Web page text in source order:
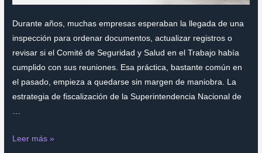
Durante años, muchas empresas esperaban la llegada de una
inspección para ordenar documentos, actualizar registros o
revisar si el Comité de Seguridad y Salud en el Trabajo había
cumplido con sus reuniones. Esa práctica, bastante común en
el pasado, empieza a quedarse sin margen de maniobra. La
estrategia de fiscalización de la Superintendencia Nacional de
…
SUNAFIL
Leer más »